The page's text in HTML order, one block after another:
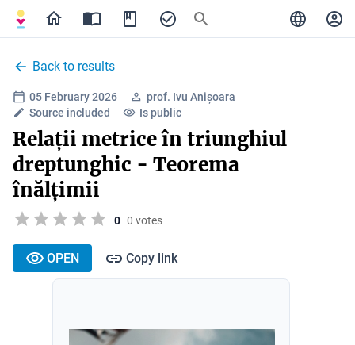
Back to results
05 February 2026
prof. Ivu Anișoara
Source included
Is public
Relații metrice în triunghiul
dreptunghic - Teorema
înălțimii
0 0 votes
OPEN Copy link